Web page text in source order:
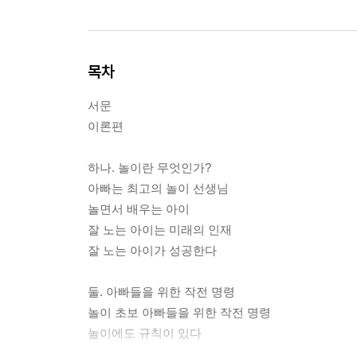
목차
서문
이론편
하나. 놀이란 무엇인가?
아빠는 최고의 놀이 선생님
놀면서 배우는 아이
잘 노는 아이는 미래의 인재
잘 노는 아이가 성공한다
둘. 아빠들을 위한 작전 명령
놀이 초보 아빠들을 위한 작전 명령
놀이에도 규칙이 있다